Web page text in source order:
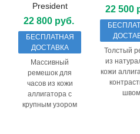
President
22 800 руб.
БЕСПЛАТНАЯ
ДОСТАВКА
Массивный
ремешок для
часов из кожи
аллигатора с
крупным узором
22 500
Толстый
из
кожи
швом